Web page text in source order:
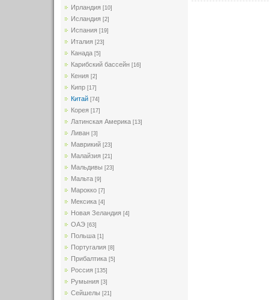
Ирландия [10]
Исландия [2]
Испания [19]
Италия [23]
Канада [5]
Карибский бассейн [16]
Кения [2]
Кипр [17]
Китай [74]
Корея [17]
Латинская Америка [13]
Ливан [3]
Маврикий [23]
Малайзия [21]
Мальдивы [23]
Мальта [9]
Марокко [7]
Мексика [4]
Новая Зеландия [4]
ОАЭ [63]
Польша [1]
Португалия [8]
Прибалтика [5]
Россия [135]
Румыния [3]
Сейшелы [21]